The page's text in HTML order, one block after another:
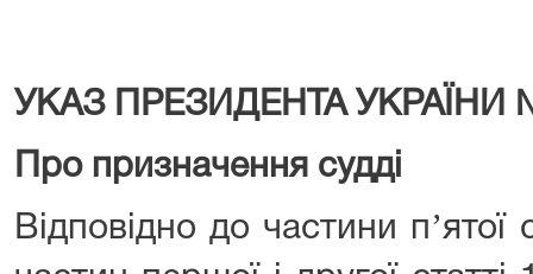
УКАЗ ПРЕЗИДЕНТА УКРАЇНИ
Про призначення судді
Відповідно до частини пʼятої